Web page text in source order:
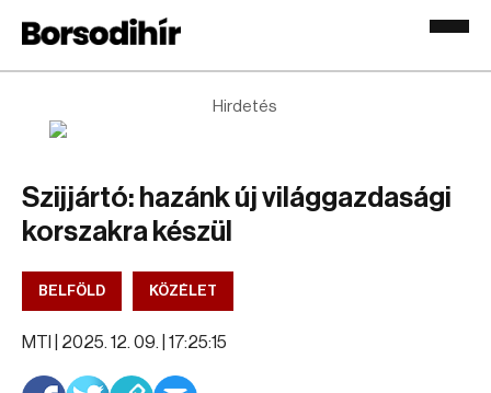
Hirdetés
Szijjártó: hazánk új világgazdasági
korszakra készül
BELFÖLD KÖZÉLET
MTI | 2025. 12. 09. | 17:25:15